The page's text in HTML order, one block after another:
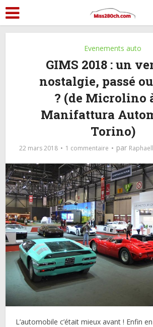
Evenements auto
GIMS 2018 : un
nostalgie, passé
? (de Microlino
Manifattura
Torino)
22 mars 2018 1 commentaire par
L’automobile c’était mieux avant ! Enfin